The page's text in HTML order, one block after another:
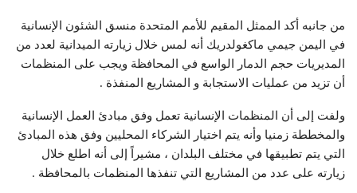
من جانبه أكد الممثل المقيم للأمم المتحدة منسق الشئون الإنسانية
في اليمن جيمي ماكغولدريك أنه لمس خلال زيارته الميدانية لعدد من
المديريات حجم الدمار الواسع في المحافظة ويجب على المنظمات
أن تزيد من عمليات الاستجابة و المشاريع المنفذة .
ولفت إلى أن المنظمات الإنسانية تعمل وفق مبادئ العمل الإنسانية
والمخططة زمنيا وأنه يتم اختيار الشركاء المحليين وفق هذه المبادئ
التي يتم تطبيقها في مختلف البلدان ، مشيراً إلى أنه اطلع خلال
زيارته على عدد من المشاريع التي تنفذها المنظمات بالمحافظة .